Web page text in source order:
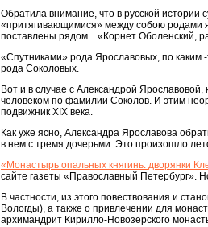
Обратила внимание, что в русской
«притягивающимися» между собою родами
поставлены рядом... «Корнет Оболенский,
«Спутниками» рода Ярославовых, по каким
рода Соколовых.
Вот и в случае с Александрой
человеком по фамилии Соколов. И этим
подвижник XIX века.
Как уже ясно, Александра Ярославова
в нем с тремя дочерьми. Это произошло
«Монастырь опальных княгинь: дворянки
сайте газеты «Православный Петербург».
В частности, из этого повествования и
Вологды), а также о привлечении для
архимандрит Кирилло-Новозерского